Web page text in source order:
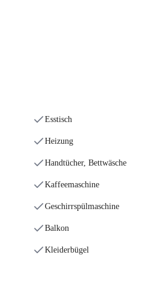
Esstisch
Heizung
Handtücher, Bettwäsche
Kaffeemaschine
Geschirrspülmaschine
Balkon
Kleiderbügel